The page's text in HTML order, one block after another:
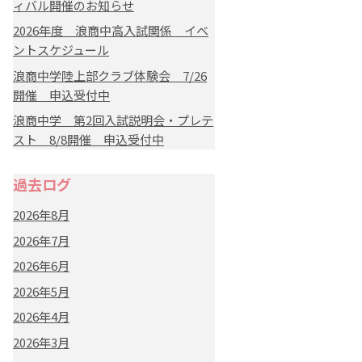
ィバル開催のお知らせ
2026年度 浪商中高入試関係 イベ
ントスケジュール
浪商中学陸上部クラブ体験会 7/26
開催 申込受付中
浪商中学 第2回入試説明会・プレテ
スト 8/8開催 申込受付中
過去ログ
2026年8月
2026年7月
2026年6月
2026年5月
2026年4月
2026年3月